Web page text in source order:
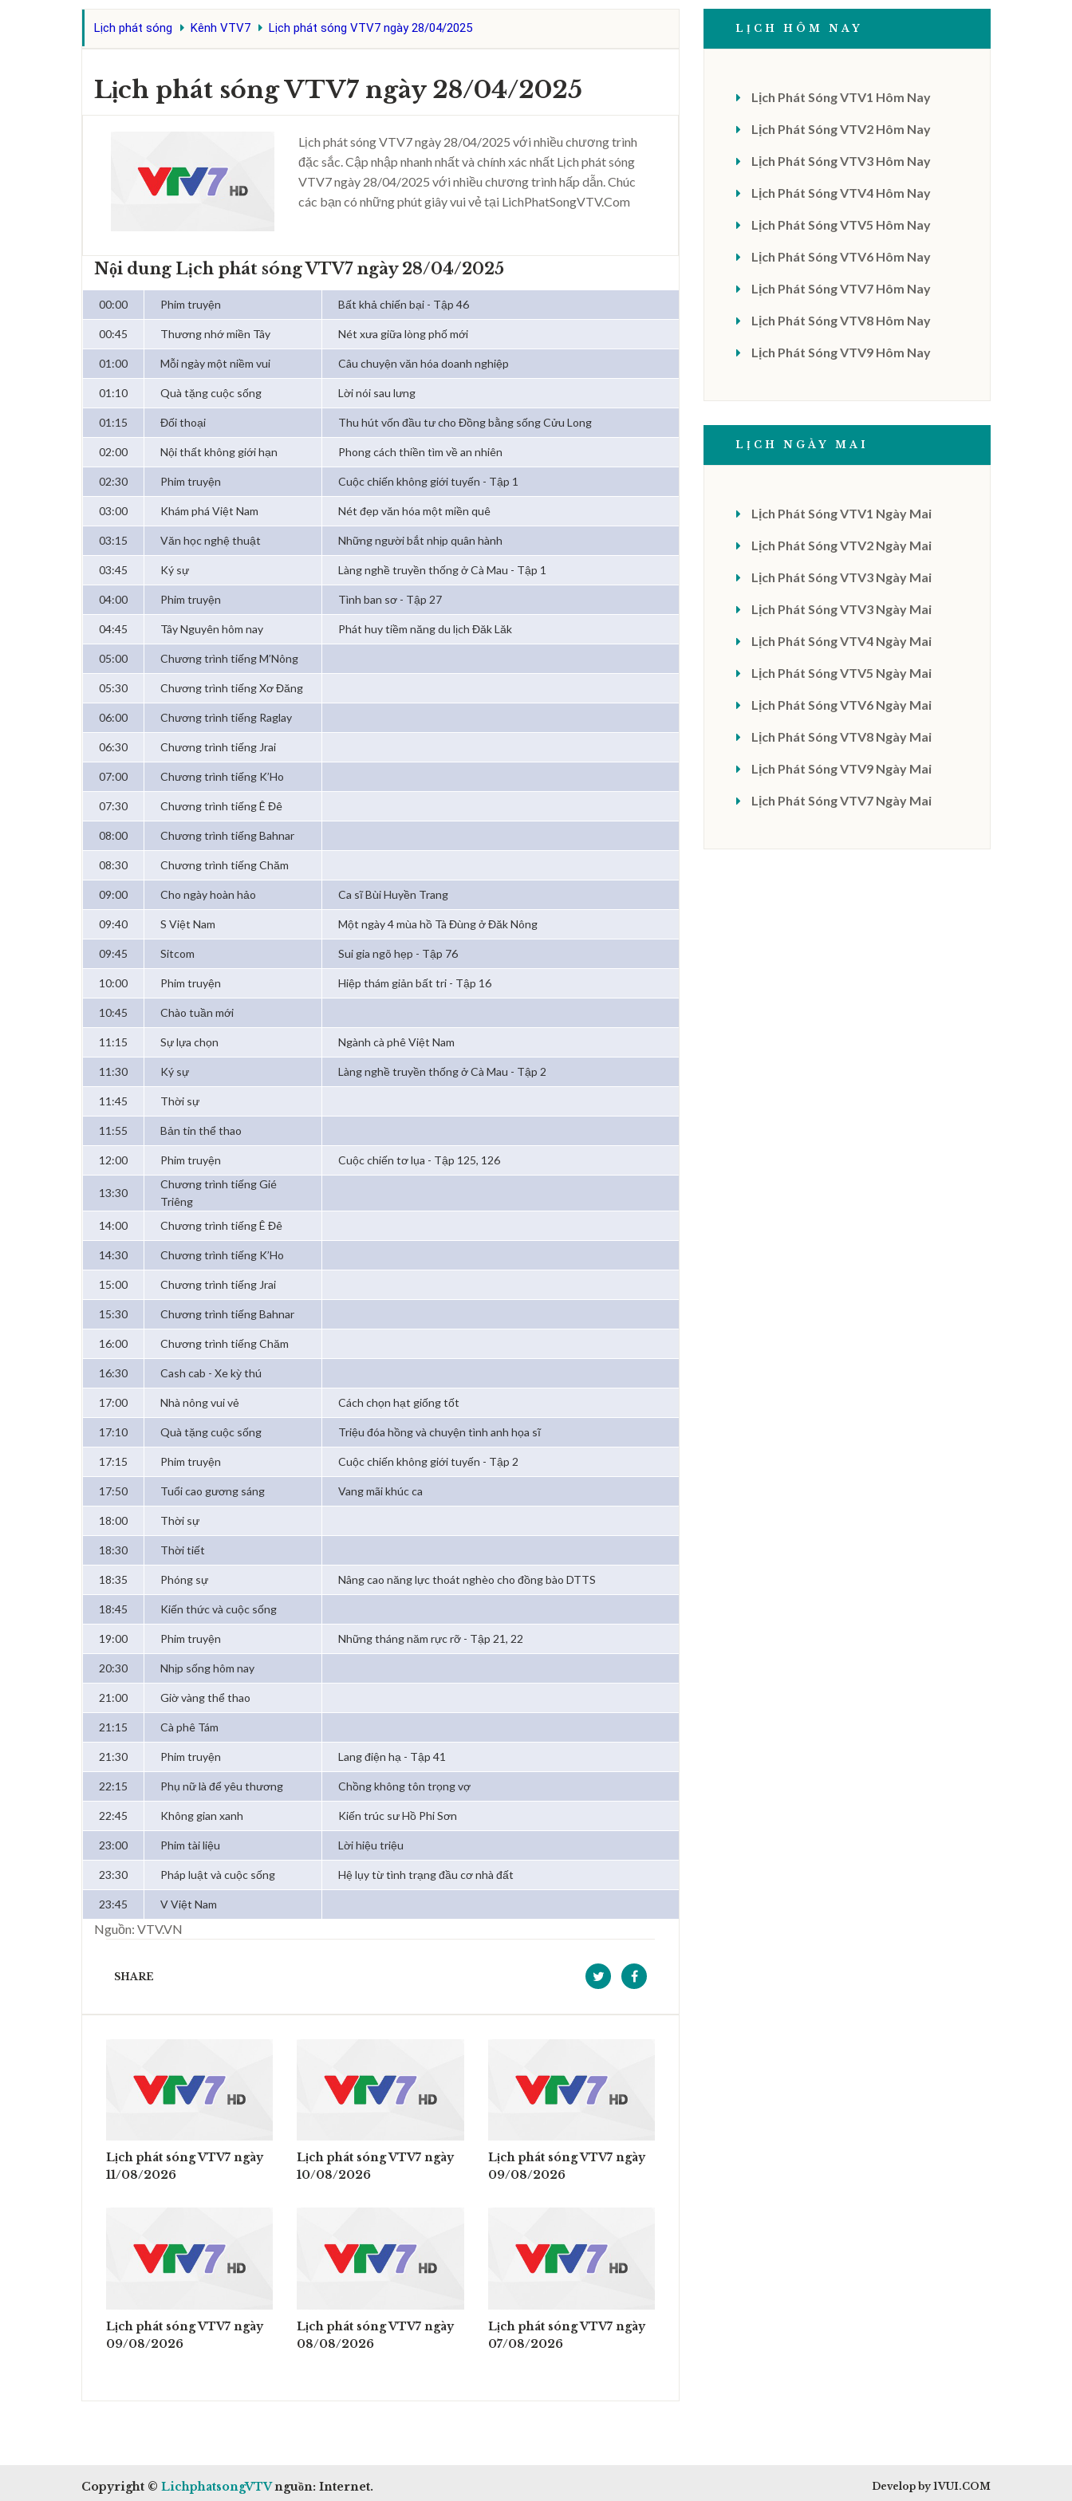
Lịch phát sóng Kênh VTV7 Lịch phát sóng VTV7 ngày 28/04/2025
Lịch phát sóng VTV7 ngày 28/04/2025
Lịch phát sóng VTV7 ngày 28/04/2025 với nhiều chương trình
đặc sắc. Cập nhập nhanh nhất và chính xác nhất Lịch phát sóng
VTV7 ngày 28/04/2025 với nhiều chương trình hấp dẫn. Chúc
các bạn có những phút giây vui vẻ tại LichPhatSongVTV.Com
Nội dung Lịch phát sóng VTV7 ngày 28/04/2025
00:00 Phim truyện Bất khả chiến bại - Tập 46
00:45 Thương nhớ miền Tây Nét xưa giữa lòng phố mới
01:00 Mỗi ngày một niềm vui Câu chuyện văn hóa doanh nghiệp
01:10 Quà tặng cuộc sống Lời nói sau lưng
01:15 Đối thoại Thu hút vốn đầu tư cho Đồng bằng sống Cửu Long
02:00 Nội thất không giới hạn Phong cách thiền tìm về an nhiên
02:30 Phim truyện Cuộc chiến không giới tuyến - Tập 1
03:00 Khám phá Việt Nam Nét đẹp văn hóa một miền quê
03:15 Văn học nghệ thuật Những người bắt nhịp quân hành
03:45 Ký sự Làng nghề truyền thống ở Cà Mau - Tập 1
04:00 Phim truyện Tình ban sơ - Tập 27
04:45 Tây Nguyên hôm nay Phát huy tiềm năng du lịch Đăk Lăk
05:00 Chương trình tiếng M’Nông
05:30 Chương trình tiếng Xơ Đăng
06:00 Chương trình tiếng Raglay
06:30 Chương trình tiếng Jrai
07:00 Chương trình tiếng K’Ho
07:30 Chương trình tiếng Ê Đê
08:00 Chương trình tiếng Bahnar
08:30 Chương trình tiếng Chăm
09:00 Cho ngày hoàn hảo Ca sĩ Bùi Huyền Trang
09:40 S Việt Nam Một ngày 4 mùa hồ Tà Đùng ở Đăk Nông
09:45 Sitcom Sui gia ngõ hẹp - Tập 76
10:00 Phim truyện Hiệp thám giản bất tri - Tập 16
10:45 Chào tuần mới
11:15 Sự lựa chọn Ngành cà phê Việt Nam
11:30 Ký sự Làng nghề truyền thống ở Cà Mau - Tập 2
11:45 Thời sự
11:55 Bản tin thể thao
12:00 Phim truyện Cuộc chiến tơ lụa - Tập 125, 126
13:30
Chương trình tiếng Gié
Triêng
14:00
Chương trình tiếng Ê Đê
14:30 Chương trình tiếng K’Ho
15:00 Chương trình tiếng Jrai
15:30 Chương trình tiếng Bahnar
16:00 Chương trình tiếng Chăm
16:30 Cash cab - Xe kỳ thú
17:00 Nhà nông vui vẻ Cách chọn hạt giống tốt
17:10 Quà tặng cuộc sống Triệu đóa hồng và chuyện tình anh họa sĩ
17:15 Phim truyện Cuộc chiến không giới tuyến - Tập 2
17:50 Tuổi cao gương sáng Vang mãi khúc ca
18:00 Thời sự
18:30 Thời tiết
18:35 Phóng sự Nâng cao năng lực thoát nghèo cho đồng bào DTTS
18:45 Kiến thức và cuộc sống
19:00 Phim truyện Những tháng năm rực rỡ - Tập 21, 22
20:30 Nhịp sống hôm nay
21:00 Giờ vàng thể thao
21:15 Cà phê Tám
21:30 Phim truyện Lang điện hạ - Tập 41
22:15 Phụ nữ là để yêu thương Chồng không tôn trọng vợ
22:45 Không gian xanh Kiến trúc sư Hồ Phi Sơn
23:00 Phim tài liệu Lời hiệu triệu
23:30 Pháp luật và cuộc sống Hệ lụy từ tình trạng đầu cơ nhà đất
23:45 V Việt Nam
Nguồn: VTV.VN
SHARE
Lịch phát sóng VTV7 ngày
11/08/2026
Lịch phát sóng VTV7 ngày
10/08/2026
Lịch phát sóng VTV7 ngày
09/08/2026
Lịch phát sóng VTV7 ngày
09/08/2026
Lịch phát sóng VTV7 ngày
08/08/2026
Lịch phát sóng VTV7 ngày
07/08/2026
LỊCH HÔM NAY
Lịch Phát Sóng VTV1 Hôm Nay
Lịch Phát Sóng VTV2 Hôm Nay
Lịch Phát Sóng VTV3 Hôm Nay
Lịch Phát Sóng VTV4 Hôm Nay
Lịch Phát Sóng VTV5 Hôm Nay
Lịch Phát Sóng VTV6 Hôm Nay
Lịch Phát Sóng VTV7 Hôm Nay
Lịch Phát Sóng VTV8 Hôm Nay
Lịch Phát Sóng VTV9 Hôm Nay
LỊCH NGÀY MAI
Lịch Phát Sóng VTV1 Ngày Mai
Lịch Phát Sóng VTV2 Ngày Mai
Lịch Phát Sóng VTV3 Ngày Mai
Lịch Phát Sóng VTV3 Ngày Mai
Lịch Phát Sóng VTV4 Ngày Mai
Lịch Phát Sóng VTV5 Ngày Mai
Lịch Phát Sóng VTV6 Ngày Mai
Lịch Phát Sóng VTV8 Ngày Mai
Lịch Phát Sóng VTV9 Ngày Mai
Lịch Phát Sóng VTV7 Ngày Mai
Copyright © LichphatsongVTVnguồn: Internet. Develop by 1VUI.COM